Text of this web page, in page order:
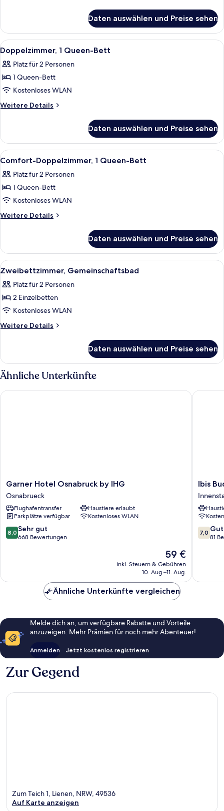
1 Einzelbett
Daten auswählen und Preise sehen
Alle
Fotos
für
Doppelzimmer,
1
Queen-
Ein Schlafzimmer mit einem Bett,
6
Doppelzimmer, 1 Queen-Bett
Platz für 2 Personen
1 Queen-Bett
Kostenloses WLAN
Weitere Details
Weitere
1
Queen-
Bett
Daten auswählen und Preise sehen
Alle
Fotos
für
Comfort-
Doppelzimmer,
1
anzeigen
Ein Schlafzimmer mit einem
4
Comfort-Doppelzimmer, 1 Queen-Bett
Platz für 2 Personen
1 Queen-Bett
Kostenloses WLAN
Weitere Details
Weitere
Doppelzimmer,
Queen-
Daten auswählen und Preise sehen
Alle
Fotos
für
Zweibettzimmer,
Gemeinschaftsbad
anzeigen
Ein kleiner, gemütlicher Raum mit
1
Zweibettzimmer, Gemeinschaftsbad
Platz für 2 Personen
2 Einzelbetten
Kostenloses WLAN
Weitere Details
Weitere
Gemeinschaftsbad
Daten auswählen und Preise sehen
Ähnliche Unterkünfte
Garner
Hotel
Osnabruck
by
IHG
Osnabrueck
Garner Hotel Osnabruck by IHG
Osnabrueck
Flughafentransfer
Haustiere erlaubt
Parkplätze verfügbar
Kostenloses WLAN
8.0
von
Bewertungen
8,0 Sehr gut
668 Bewertungen
Der
Preis
beträgt
59 €
inkl. Steuern & Gebühren
10. Aug.–11. Aug.
Garner Hotel Osnabruck by IHG
Ibis
Budget
City
Ibis
7.0
von
7,0 Gut
81
Ibis
Ähnliche Unterkünfte vergleichen
Melde dich an, um verfügbare Rabatte und Vorteile
anzuzeigen. Mehr Prämien für noch mehr Abenteuer!
Anmelden Jetzt kostenlos registrieren
Zur Gegend
Zum Teich 1, Lienen, NRW, 49536
Auf Karte anzeigen